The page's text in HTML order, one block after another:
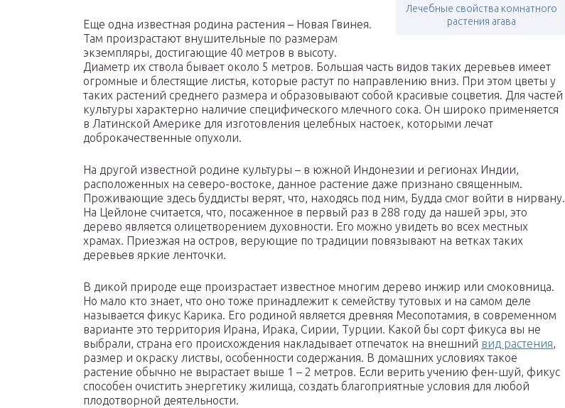
Лечебные свойства комнатного
растения агава
Еще одна известная родина растения – Новая Гвинея.
Там произрастают внушительные по размерам
экземпляры, достигающие 40 метров в высоту.
Диаметр их ствола бывает около 5 метров. Большая часть видов таких деревьев имеет
огромные и блестящие листья, которые растут по направлению вниз. При этом цветы у
таких растений среднего размера и образовывают собой красивые соцветия. Для частей
культуры характерно наличие специфического млечного сока. Он широко применяется
в Латинской Америке для изготовления целебных настоек, которыми лечат
доброкачественные опухоли.
На другой известной родине культуры – в южной Индонезии и регионах Индии,
расположенных на северо-востоке, данное растение даже признано священным.
Проживающие здесь буддисты верят, что, находясь под ним, Будда смог войти в нирвану.
На Цейлоне считается, что, посаженное в первый раз в 288 году да нашей эры, это
дерево является олицетворением духовности. Его можно увидеть во всех местных
храмах. Приезжая на остров, верующие по традиции повязывают на ветках таких
деревьев яркие ленточки.
В дикой природе еще произрастает известное многим дерево инжир или смоковница.
Но мало кто знает, что оно тоже принадлежит к семейству тутовых и на самом деле
называется фикус Карика. Его родиной является древняя Месопотамия, в современном
варианте это территория Ирана, Ирака, Сирии, Турции. Какой бы сорт фикуса вы не
выбрали, страна его происхождения накладывает отпечаток на внешний вид растения,
размер и окраску листвы, особенности содержания. В домашних условиях такое
растение обычно не вырастает выше 1 – 2 метров. Если верить учению фен-шуй, фикус
способен очистить энергетику жилища, создать благоприятные условия для любой
плодотворной деятельности.